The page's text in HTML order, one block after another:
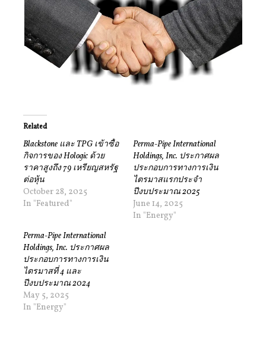
Related
Blackstone และ TPG เข้าซื้อ
กิจการของ Hologic ด้วย
ราคาสูงถึง 79 เหรียญสหรัฐ
ต่อหุ้น
October 28, 2025
In "Featured"
Perma-Pipe International
Holdings, Inc. ประกาศผล
ประกอบการทางการเงิน
ไตรมาสแรกประจำ
ปีงบประมาณ 2025
June 14, 2025
In "Energy"
Perma-Pipe International
Holdings, Inc. ประกาศผล
ประกอบการทางการเงิน
ไตรมาสที่ 4 และ
ปีงบประมาณ 2024
May 5, 2025
In "Energy"